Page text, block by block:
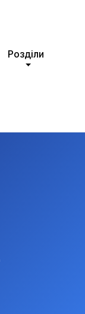
Розділи